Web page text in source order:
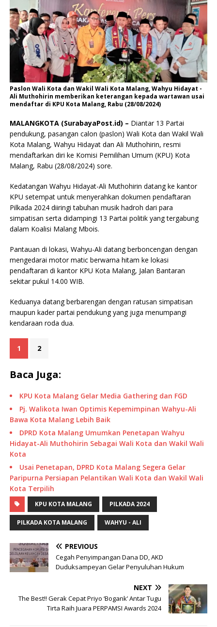
Paslon Wali Kota dan Wakil Wali Kota Malang, Wahyu Hidayat -
Ali Muthohirin memberikan keterangan kepada wartawan usai
mendaftar di KPU Kota Malang, Rabu (28/08/2024)
MALANGKOTA (SurabayaPost.id) – Diantar 13 Partai
pendukung, pasangan calon (paslon) Wali Kota dan Wakil Wali
Kota Malang, Wahyu Hidayat dan Ali Muthohirin, resmi
mendaftarkan diri ke Komisi Pemilihan Umum (KPU) Kota
Malang, Rabu (28/08/2024) sore.
Kedatangan Wahyu Hidayat-Ali Muthohirin datang ke kantor
KPU setempat untuk menyerahkan dokumen pendaftaran
Pilkada 2024 diiringi tabuhan musik hadroh dari para
simpatisan serta didampingi 13 Partai politik yang tergabung
dalam Koalisi Malang Mbois.
Pantauan di lokasi, Wahyu-Ali datang berboncengan dengan
mengedarai motor matic berwarna hitam ke lokasi
pendaftaran di kantor KPU Kota Malang, Jalan Bantaran
sekitar pukul 14.00 WIB.
Keduanya datang berbarengan dengan ratusan simpatisan
maupun kader partai pendukung yang juga menumpangi
kendaraan roda dua.
1 2
Baca Juga:
KPU Kota Malang Gelar Media Gathering dan FGD
Pj. Walikota Iwan Optimis Kepemimpinan Wahyu-Ali
Bawa Kota Malang Lebih Baik
DPRD Kota Malang Umumkan Penetapan Wahyu
Hidayat-Ali Muthohirin Sebagai Wali Kota dan Wakil Wali
Kota
Usai Penetapan, DPRD Kota Malang Segera Gelar
Paripurna Persiapan Pelantikan Wali Kota dan Wakil Wali
Kota Terpilih
KPU KOTA MALANG PILKADA 2024
PILKADA KOTA MALANG WAHYU - ALI
PREVIOUS
Cegah Penyimpangan Dana DD, AKD
Duduksampeyan Gelar Penyuluhan Hukum
NEXT
The Best!! Gerak Cepat Priyo ‘Bogank’ Antar Tugu
Tirta Raih Juara PERPAMSI Awards 2024